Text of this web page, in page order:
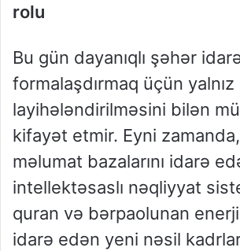
rolu
Bu gün dayanıqlı şəhər
formalaşdırmaq üçün yalnız
layihələndirilməsini bilən
kifayət etmir. Eyni
məlumat bazalarını idarə
intellektəsaslı nəqliyyat
quran və bərpaolunan
idarə edən yeni nəsil